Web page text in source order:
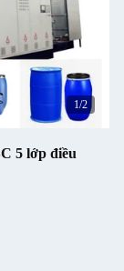
1/2
5 lớp điều